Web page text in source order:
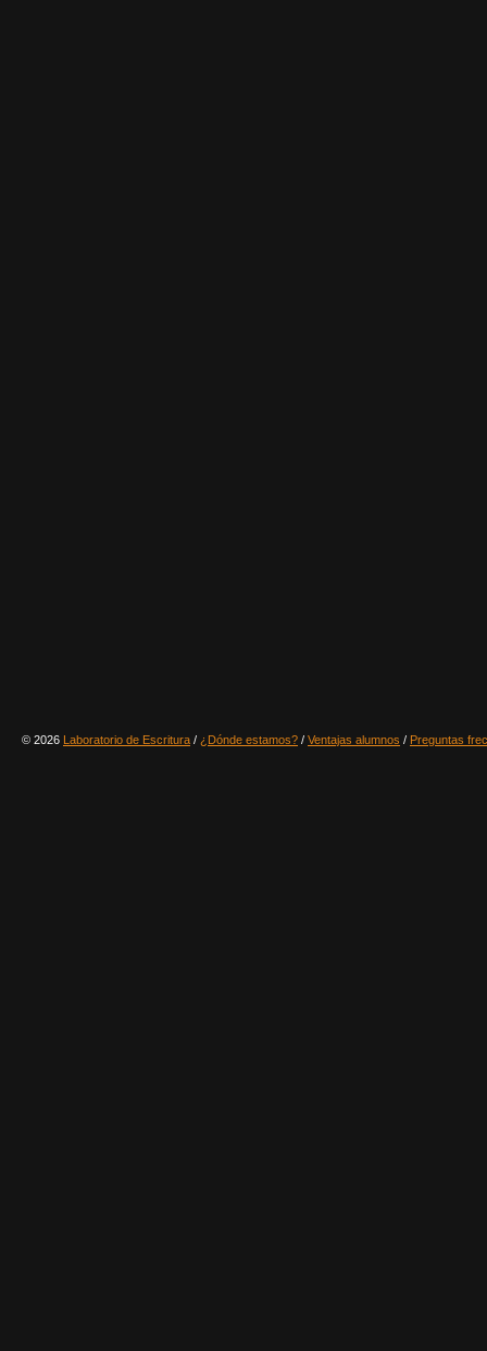
© 2026 Laboratorio de Escritura / ¿Dónde estamos? / Ventajas alumnos / Preguntas